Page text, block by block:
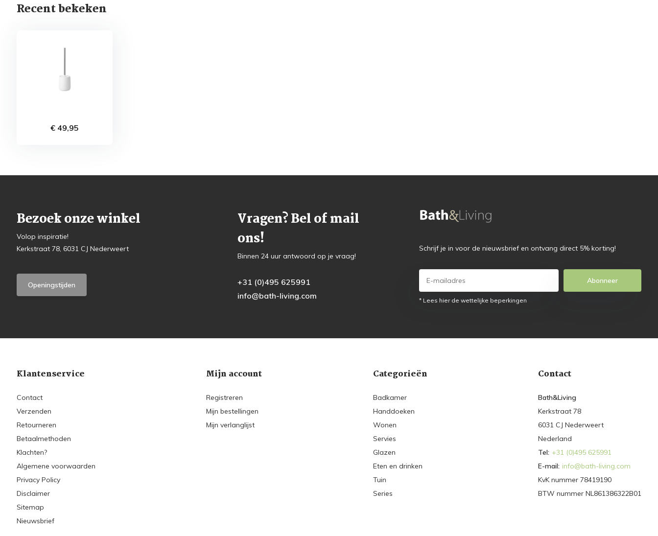
Recent bekeken
€ 49,95
Bezoek onze winkel
Volop inspiratie!
Kerkstraat 78, 6031 CJ Nederweert
Openingstijden
Vragen? Bel of mail
ons!
Binnen 24 uur antwoord op je vraag!
+31 (0)495 625991
info@bath-living.com
Schrijf je in voor de nieuwsbrief en ontvang direct 5% korting!
Abonneer
* Lees hier de wettelijke beperkingen
Klantenservice
Contact
Verzenden
Retourneren
Betaalmethoden
Klachten?
Algemene voorwaarden
Privacy Policy
Disclaimer
Sitemap
Nieuwsbrief
Mijn account
Registreren
Mijn bestellingen
Mijn verlanglijst
Categorieën
Badkamer
Handdoeken
Wonen
Servies
Glazen
Eten en drinken
Tuin
Series
Contact
Bath&Living
Kerkstraat 78
6031 CJ Nederweert
Nederland
Tel: +31 (0)495 625991
E-mail: info@bath-living.com
KvK nummer 78419190
BTW nummer NL861386322B01